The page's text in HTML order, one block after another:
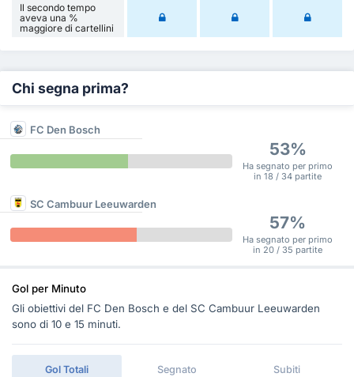
Il secondo tempo
aveva una %
maggiore di cartellini
Chi segna prima?
FC Den Bosch
53%
Ha segnato per primo
in 18 / 34 partite
SC Cambuur Leeuwarden
57%
Ha segnato per primo
in 20 / 35 partite
Gol per Minuto
Gli obiettivi del FC Den Bosch e del SC Cambuur Leeuwarden
sono di 10 e 15 minuti.
Gol Totali Segnato Subiti